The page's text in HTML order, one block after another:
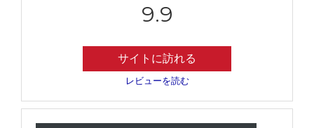
9.9
サイトに訪れる
レビューを読む